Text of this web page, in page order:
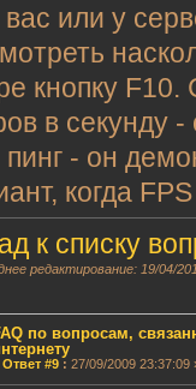
или у
кнопку
в секунду
- он
когда
к списку
редактирование: 19/04/
по вопросам,
Ответ #9: 27/09/2009 23:37:09